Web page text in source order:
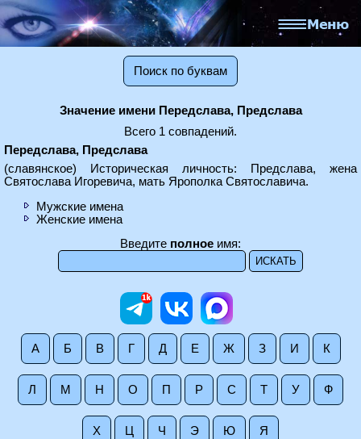
Поиск по буквам
Значение имени Передслава, Предслава
Всего 1 совпадений.
Передслава, Предслава
(славянское) Историческая личность: Предслава, жена
Святослава Игоревича, мать Ярополка Святославича.
Мужские имена
Женские имена
Введите полное имя:
А Б В Г Д Е Ж З И К
Л М Н О П Р С Т У Ф
Х Ц Ч Э Ю Я